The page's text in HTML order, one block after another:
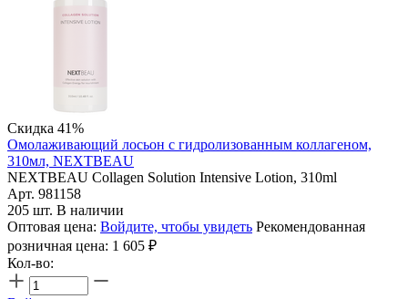
Скидка 41%
Омолаживающий лосьон с гидролизованным коллагеном,
310мл, NEXTBEAU
NEXTBEAU Collagen Solution Intensive Lotion, 310ml
Арт. 981158
205 шт. В наличии
Оптовая цена: Войдите, чтобы увидеть Рекомендованная
розничная цена: 1 605 ₽
Кол-во: